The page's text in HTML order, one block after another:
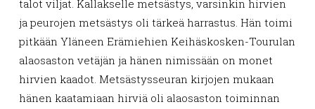
talot viljat. Kallakselle metsästys, varsinkin hirvien
ja peurojen metsästys oli tärkeä harrastus. Hän toimi
pitkään Yläneen Erämiehien Keihäskosken-Tourulan
alaosaston vetäjän ja hänen nimissään on monet
hirvien kaadot. Metsästysseuran kirjojen mukaan
hänen kaatamiaan hirviä oli alaosaston toiminnan